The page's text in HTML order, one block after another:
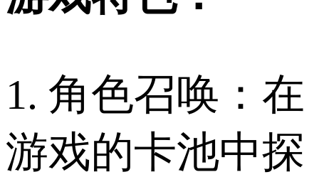
1. 角色召唤：在
游戏的卡池中探